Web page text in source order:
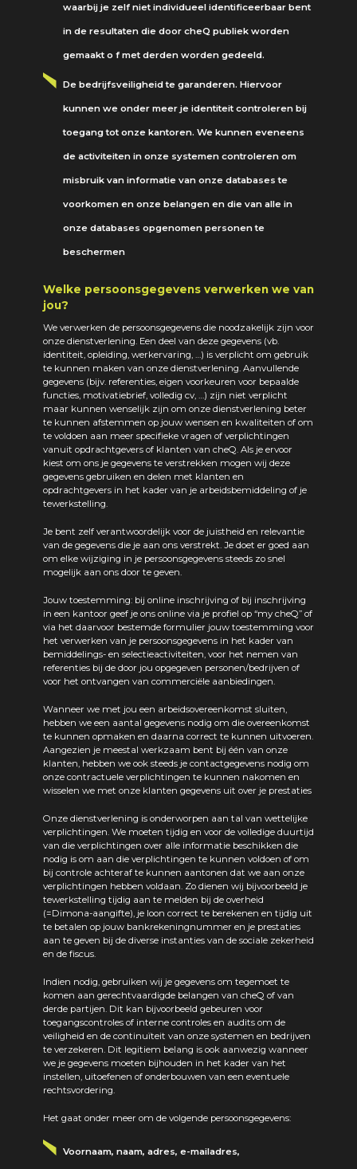
waarbij je zelf niet individueel identificeerbaar bent
in de resultaten die door cheQ publiek worden
gemaakt o f met derden worden gedeeld.
De bedrijfsveiligheid te garanderen. Hiervoor
kunnen we onder meer je identiteit controleren bij
toegang tot onze kantoren. We kunnen eveneens
de activiteiten in onze systemen controleren om
misbruik van informatie van onze databases te
voorkomen en onze belangen en die van alle in
onze databases opgenomen personen te
beschermen
Welke persoonsgegevens verwerken we van
jou?
We verwerken de persoonsgegevens die noodzakelijk zijn voor
onze dienstverlening. Een deel van deze gegevens (vb.
identiteit, opleiding, werkervaring, …) is verplicht om gebruik
te kunnen maken van onze dienstverlening. Aanvullende
gegevens (bijv. referenties, eigen voorkeuren voor bepaalde
functies, motivatiebrief, volledig cv, …) zijn niet verplicht
maar kunnen wenselijk zijn om onze dienstverlening beter
te kunnen afstemmen op jouw wensen en kwaliteiten of om
te voldoen aan meer specifieke vragen of verplichtingen
vanuit opdrachtgevers of klanten van cheQ. Als je ervoor
kiest om ons je gegevens te verstrekken mogen wij deze
gegevens gebruiken en delen met klanten en
opdrachtgevers in het kader van je arbeidsbemiddeling of je
tewerkstelling.
Je bent zelf verantwoordelijk voor de juistheid en relevantie
van de gegevens die je aan ons verstrekt. Je doet er goed aan
om elke wijziging in je persoonsgegevens steeds zo snel
mogelijk aan ons door te geven.
Jouw toestemming: bij online inschrijving of bij inschrijving
in een kantoor geef je ons online via je profiel op “my cheQ” of
via het daarvoor bestemde formulier jouw toestemming voor
het verwerken van je persoonsgegevens in het kader van
bemiddelings- en selectieactiviteiten, voor het nemen van
referenties bij de door jou opgegeven personen/bedrijven of
voor het ontvangen van commerciële aanbiedingen.
Wanneer we met jou een arbeidsovereenkomst sluiten,
hebben we een aantal gegevens nodig om die overeenkomst
te kunnen opmaken en daarna correct te kunnen uitvoeren.
Aangezien je meestal werkzaam bent bij één van onze
klanten, hebben we ook steeds je contactgegevens nodig om
onze contractuele verplichtingen te kunnen nakomen en
wisselen we met onze klanten gegevens uit over je prestaties
Onze dienstverlening is onderworpen aan tal van wettelijke
verplichtingen. We moeten tijdig en voor de volledige duurtijd
van die verplichtingen over alle informatie beschikken die
nodig is om aan die verplichtingen te kunnen voldoen of om
bij controle achteraf te kunnen aantonen dat we aan onze
verplichtingen hebben voldaan. Zo dienen wij bijvoorbeeld je
tewerkstelling tijdig aan te melden bij de overheid
(=Dimona-aangifte), je loon correct te berekenen en tijdig uit
te betalen op jouw bankrekeningnummer en je prestaties
aan te geven bij de diverse instanties van de sociale zekerheid
en de fiscus.
Indien nodig, gebruiken wij je gegevens om tegemoet te
komen aan gerechtvaardigde belangen van cheQ of van
derde partijen. Dit kan bijvoorbeeld gebeuren voor
toegangscontroles of interne controles en audits om de
veiligheid en de continuïteit van onze systemen en bedrijven
te verzekeren. Dit legitiem belang is ook aanwezig wanneer
we je gegevens moeten bijhouden in het kader van het
instellen, uitoefenen of onderbouwen van een eventuele
rechtsvordering.
Het gaat onder meer om de volgende persoonsgegevens:
Voornaam, naam, adres, e-mailadres,